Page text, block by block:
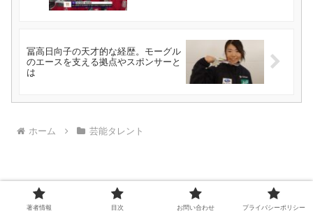
冨高日向子の天才的な経歴。モーグル
のエースを支える拠点やスポンサーと
は
ホーム 芸能タレント
検索著者情報 目次 お問い合わせ プライバシーポリシー